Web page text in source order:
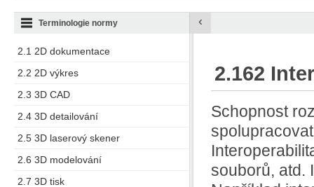
2.1 2D dokumentace
2.2 2D výkres
2.3 3D CAD
2.4 3D detailování
2.5 3D laserový skener
2.6 3D modelování
2.7 3D tisk
Terminologie normy ‹
2.162
Schopnost
souborů, atd.